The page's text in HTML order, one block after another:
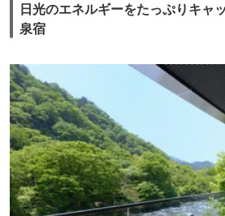
日光のエネルギーをたっぷりキャ
泉宿